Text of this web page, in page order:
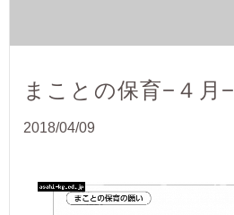
まことの保育−４月−
2018/04/09